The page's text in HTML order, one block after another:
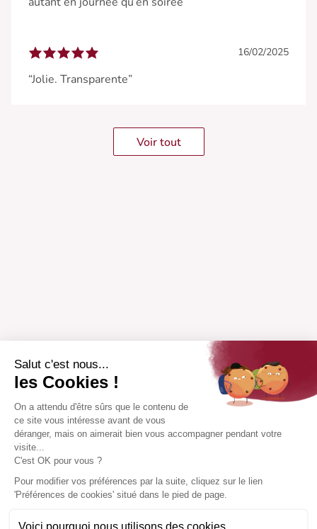
Salut c'est nous...
les Cookies !
On a attendu d'être sûrs que le contenu de
ce site vous intéresse avant de vous
déranger, mais on aimerait bien vous accompagner pendant votre
visite...
C'est OK pour vous ?
Pour modifier vos préférences par la suite, cliquez sur le lien
'Préférences de cookies' situé dans le pied de page.
Voici pourquoi nous utilisons des cookies.
16/02/2025
“Jolie. Transparente”
Voir tout